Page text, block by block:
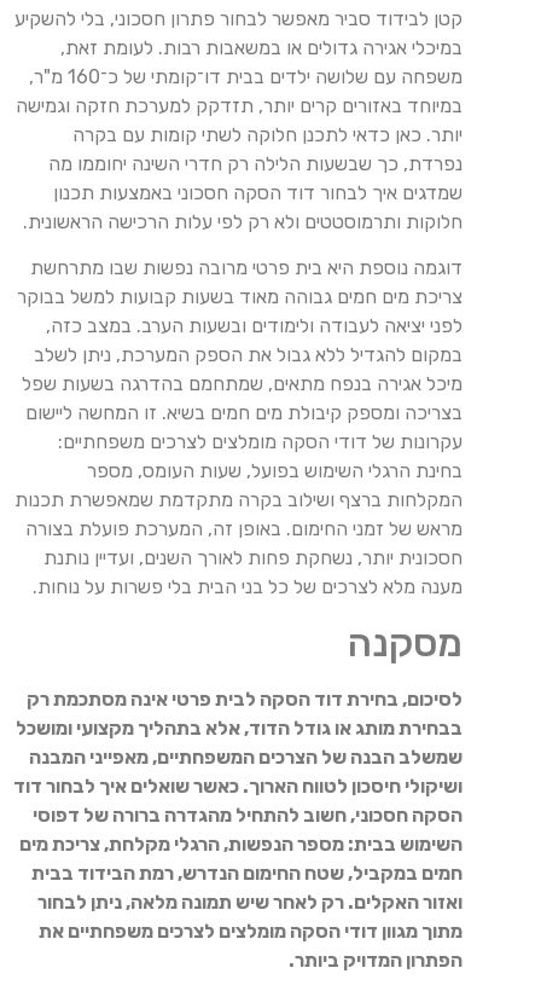
קטן לבידוד סביר מאפשר לבחור פתרון חסכוני, בלי להשקיע
במיכלי אגירה גדולים או במשאבות רבות. לעומת זאת,
משפחה עם שלושה ילדים בבית דו־קומתי של כ־160 מ"ר,
במיוחד באזורים קרים יותר, תזדקק למערכת חזקה וגמישה
יותר. כאן כדאי לתכנן חלוקה לשתי קומות עם בקרה
נפרדת, כך שבשעות הלילה רק חדרי השינה יחוממו מה
שמדגים איך לבחור דוד הסקה חסכוני באמצעות תכנון
חלוקות ותרמוסטטים ולא רק לפי עלות הרכישה הראשונית.
דוגמה נוספת היא בית פרטי מרובה נפשות שבו מתרחשת
צריכת מים חמים גבוהה מאוד בשעות קבועות למשל בבוקר
לפני יציאה לעבודה ולימודים ובשעות הערב. במצב כזה,
במקום להגדיל ללא גבול את הספק המערכת, ניתן לשלב
מיכל אגירה בנפח מתאים, שמתחמם בהדרגה בשעות שפל
בצריכה ומספק קיבולת מים חמים בשיא. זו המחשה ליישום
עקרונות של דודי הסקה מומלצים לצרכים משפחתיים:
בחינת הרגלי השימוש בפועל, שעות העומס, מספר
המקלחות ברצף ושילוב בקרה מתקדמת שמאפשרת תכנות
מראש של זמני החימום. באופן זה, המערכת פועלת בצורה
חסכונית יותר, נשחקת פחות לאורך השנים, ועדיין נותנת
מענה מלא לצרכים של כל בני הבית בלי פשרות על נוחות.
מסקנה
לסיכום, בחירת דוד הסקה לבית פרטי אינה מסתכמת רק
בבחירת מותג או גודל הדוד, אלא בתהליך מקצועי ומושכל
שמשלב הבנה של הצרכים המשפחתיים, מאפייני המבנה
ושיקולי חיסכון לטווח הארוך. כאשר שואלים איך לבחור דוד
הסקה חסכוני, חשוב להתחיל מהגדרה ברורה של דפוסי
השימוש בבית: מספר הנפשות, הרגלי מקלחת, צריכת מים
חמים במקביל, שטח החימום הנדרש, רמת הבידוד בבית
ואזור האקלים. רק לאחר שיש תמונה מלאה, ניתן לבחור
מתוך מגוון דודי הסקה מומלצים לצרכים משפחתיים את
הפתרון המדויק ביותר.